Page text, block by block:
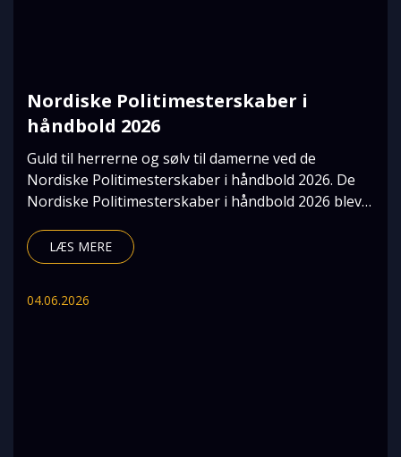
Nordiske Politimesterskaber i
håndbold 2026
Guld til herrerne og sølv til damerne ved de
Nordiske Politimesterskaber i håndbold 2026. De
Nordiske Politimesterskaber i håndbold 2026 blev
LÆS MERE
04.06.2026